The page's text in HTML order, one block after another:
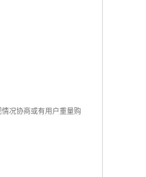
况协商或有用户重量购